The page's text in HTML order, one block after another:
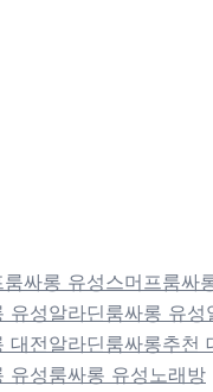
싸롱 유성스머프룸싸
성알라딘룸싸롱 유성
전알라딘룸싸롱추천
유성룸싸롱 유성노래방